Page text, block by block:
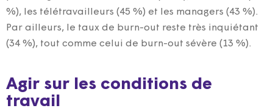
%), les télétravailleurs (45 %) et les managers (43 %).
Par ailleurs, le taux de burn-out reste très inquiétant
(34 %), tout comme celui de burn-out sévère (13 %).
Agir sur les conditions de
travail